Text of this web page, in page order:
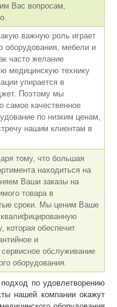
Вас вопросам,
важную роль играет
оборудования, мебели и
часто желание
медицинскую технику
упирается в
Поэтому мы
самое качественное
по низким ценам,
нашим клиентам в
тому, что большая
находиться на
Ваши заказы на
товара в
сроки. Мы ценим Ваше
которая обеспечит
и
сервисное обслуживание
оборудования.
по удовлетворению
нашей компании окажут